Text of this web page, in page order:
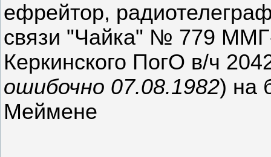
ефрейтор,
связи "Чайка" № 779
Керкинского ПогО в/ч
ошибочно 07.08.1982) на
Меймене